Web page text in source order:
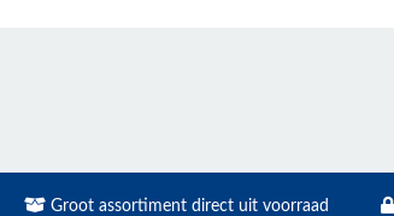
Groot assortiment direct uit voorraad